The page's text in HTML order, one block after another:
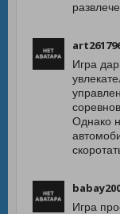
Игра
Однако
Игра